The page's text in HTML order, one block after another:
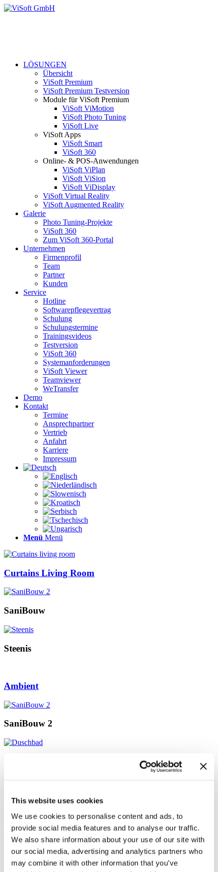
This website uses cookies
We use cookies to personalise content and ads, to
provide social media features and to analyse our traffic.
We also share information about your use of our site with
our social media, advertising and analytics partners who
may combine it with other information that you’ve
LÖSUNGEN
Übersicht
ViSoft Premium
ViSoft Premium Testversion
Module für ViSoft Premium
ViSoft ViMotion
ViSoft Photo Tuning
ViSoft Live
ViSoft Apps
ViSoft Smart
ViSoft 360
Online- & POS-Anwendungen
ViSoft ViPlan
ViSoft ViSion
ViSoft ViDisplay
ViSoft Virtual Reality
ViSoft Augmented Reality
Galerie
Photo Tuning-Projekte
ViSoft 360
Zum ViSoft 360-Portal
Unternehmen
Firmenprofil
Team
Partner
Kunden
Service
Hotline
Softwarepflegevertrag
Schulung
Schulungstermine
Trainingsvideos
Testversion
ViSoft 360
Systemanforderungen
ViSoft Viewer
Teamviewer
WeTransfer
Demo
Kontakt
Termine
Ansprechpartner
Vertrieb
Anfahrt
Karriere
Impressum
Menü Menü
Curtains Living Room
SaniBouw
Steenis
Ambient
SaniBouw 2
Wooden panorama
Dark kitchen